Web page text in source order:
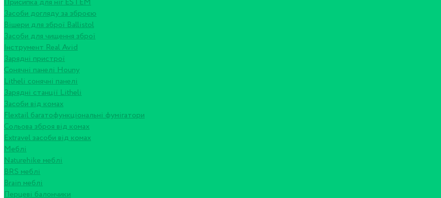
Присипка для ніг ESTEM
Засоби догляду за зброєю
Вішери для зброї Ballistol
Засоби для чищення зброї
Інструмент Real Avid
Зарядні пристрої
Сонячні панелі Houny
Litheli сонячні панелі
Зарядні станції Litheli
Засоби від комах
Flextail багатофункціональні фумігатори
Сольова зброя від комах
Extravel засоби від комах
Меблі
Naturehike меблі
BRS меблі
Brain меблі
Перцеві балончики